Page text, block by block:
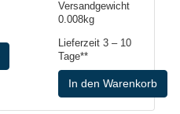
Versandgewicht
0.008kg
Lieferzeit 3 – 10
Tage**
In den Warenkorb